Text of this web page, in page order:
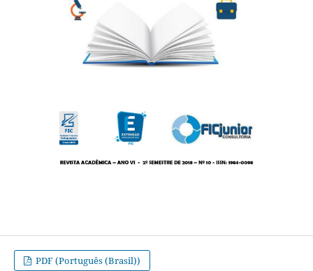
PDF (Português (Brasil))